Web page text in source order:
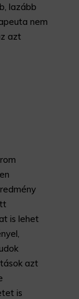
lazább
nem
azt
is lehet
azt
is